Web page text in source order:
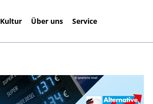
Kultur Über uns Service